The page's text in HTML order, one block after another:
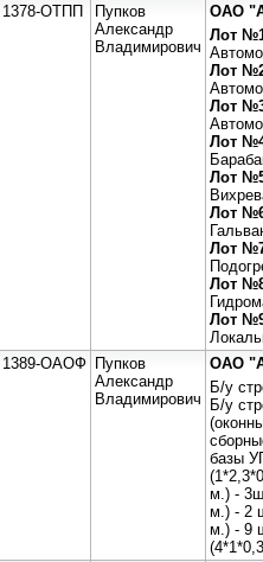
1378-ОТПП
Пупков
Александр
Владимирович
ОАО
Лот
Лот
Лот
Лот
Лот
Лот
Лот
Лот
Лот
1389-ОАОФ Пупков
Александр
Владимирович
ОАО
Б/у
Б/у
базы
м.) -
м.) - 2
м.) - 9